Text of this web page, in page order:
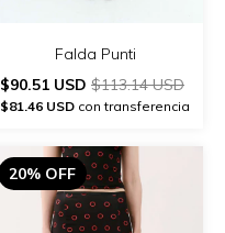
Falda Punti
$90.51 USD $113.14 USD
$81.46 USD con transferencia
20% OFF